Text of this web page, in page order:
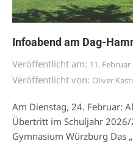
Infoabend am Dag-
Veröffentlicht am: 11. Februar
Veröffentlicht von: Oliver
Am Dienstag, 24. Februar:
Übertritt im Schuljahr
Gymnasium Würzburg Das